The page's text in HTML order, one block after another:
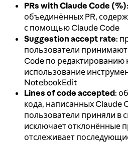
PRs with Claude Code (%)
объединённых PR,
с помощью Claude Code
Suggestion accept rate:
пользователи
Code по редактированию
использование
NotebookEdit
Lines of code accepted:
кода, написанных Claude
пользователи приняли в
исключает отклонённые
отслеживает